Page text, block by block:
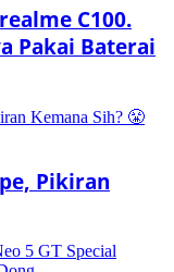
C100.
Pakai Baterai
Pikiran